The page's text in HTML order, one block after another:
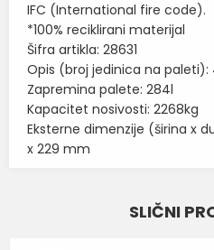
IFC (International fire code).
*100% reciklirani materijal
Šifra artikla: 28631
Opis (broj jedinica na paleti):
Zapremina palete: 284l
Kapacitet nosivosti: 2268kg
Eksterne dimenzije (širina x
x 229 mm
SLIČNI